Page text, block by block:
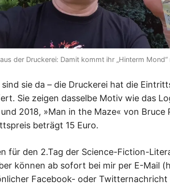
der Druckerei: Damit kommt ihr „Hinterm Mond“
sie da – die Druckerei hat die
Sie zeigen dasselbe Motiv wie das
2018, »Man in the Maze« von Bruce
beträgt 15 Euro.
für den 2.Tag der Science-Fiction-
können ab sofort bei mir per E-Mail
Facebook- oder